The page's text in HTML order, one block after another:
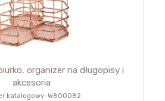
organizer na długopisy i
akcesoria
katalogowy: W800082